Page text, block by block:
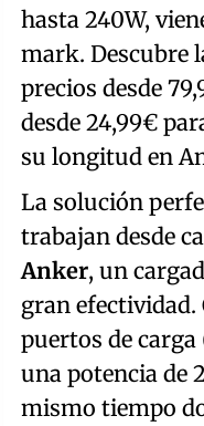
hasta 240W,
mark. Descubre
precios desde
desde 24,99€
su longitud en
La solución
trabajan desde
Anker, un
gran efectividad.
puertos de carga
una potencia de
mismo tiempo